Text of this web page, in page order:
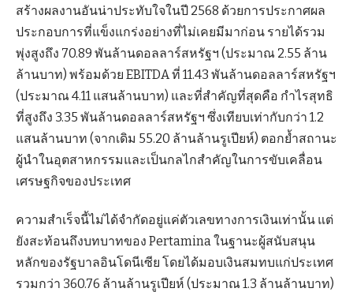
สร้างผลงานอันน่าประทับใจในปี 2568 ด้วยการประกาศผล
ประกอบการที่แข็งแกร่งอย่างที่ไม่เคยมีมาก่อน รายได้รวม
พุ่งสูงถึง 70.89 พันล้านดอลลาร์สหรัฐฯ (ประมาณ 2.55 ล้าน
ล้านบาท) พร้อมด้วย EBITDA ที่ 11.43 พันล้านดอลลาร์สหรัฐฯ
(ประมาณ 4.11 แสนล้านบาท) และที่สำคัญที่สุดคือ กำไรสุทธิ
ที่สูงถึง 3.35 พันล้านดอลลาร์สหรัฐฯ ซึ่งเทียบเท่ากับกว่า 1.2
แสนล้านบาท (จากเดิม 55.20 ล้านล้านรูเปียห์) ตอกย้ำสถานะ
ผู้นำในอุตสาหกรรมและเป็นกลไกสำคัญในการขับเคลื่อน
เศรษฐกิจของประเทศ
ความสำเร็จนี้ไม่ได้จำกัดอยู่แค่ตัวเลขทางการเงินเท่านั้น แต่
ยังสะท้อนถึงบทบาทของ Pertamina ในฐานะผู้สนับสนุน
หลักของรัฐบาลอินโดนีเซีย โดยได้มอบเงินสมทบแก่ประเทศ
รวมกว่า 360.76 ล้านล้านรูเปียห์ (ประมาณ 1.3 ล้านล้านบาท)